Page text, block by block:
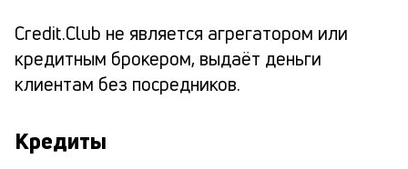
Credit.Club не является агрегатором или
кредитным брокером, выдаёт деньги
клиентам без посредников.
Кредиты